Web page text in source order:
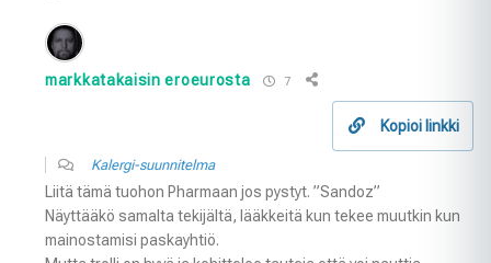
markkatakaisin eroeurosta 7
Kopioi linkki
Kalergi-suunnitelma
Liitä tämä tuohon Pharmaan jos pystyt. ”Sandoz”
Näyttääkö samalta tekijältä, lääkkeitä kun tekee muutkin kun
mainostamisi paskayhtiö.